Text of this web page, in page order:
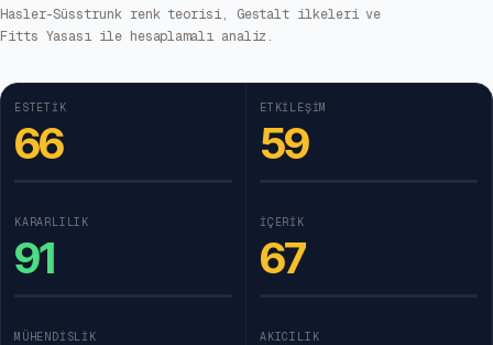
Hasler-Süsstrunk renk teorisi, Gestalt ilkeleri ve
Fitts Yasası ile hesaplamalı analiz.
ESTETIK
66
ETKILEŞIM
59
KARARLILIK
91
İÇERIK
67
MÜHENDISLIK AKICILIK